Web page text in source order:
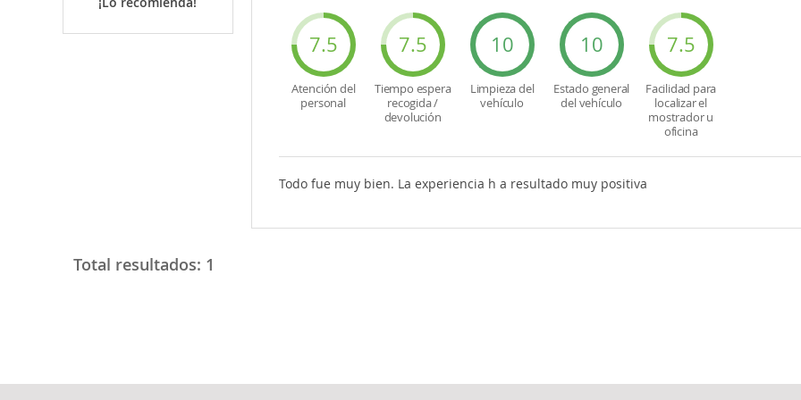
7.5
Atención del
personal
7.5
Tiempo espera
recogida /
devolución
10
Limpieza del
vehículo
10
Estado general
del vehículo
7.5
Facilidad para
localizar el
mostrador u
oficina
Todo fue muy bien. La experiencia h a resultado muy positiva
Total resultados: 1